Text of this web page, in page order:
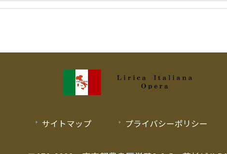
サイトマップ プライバシーポリシー